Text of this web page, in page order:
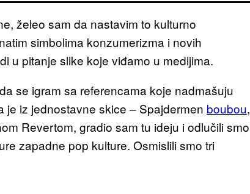
želeo sam da nastavim to kulturno
simbolima konzumerizma i novih
u pitanje slike koje viđamo u medijima.
se igram sa referencama koje nadmašuju
je iz jednostavne skice – Spajdermen boubou,
Revertom, gradio sam tu ideju i odlučili smo
zapadne pop kulture. Osmislili smo tri